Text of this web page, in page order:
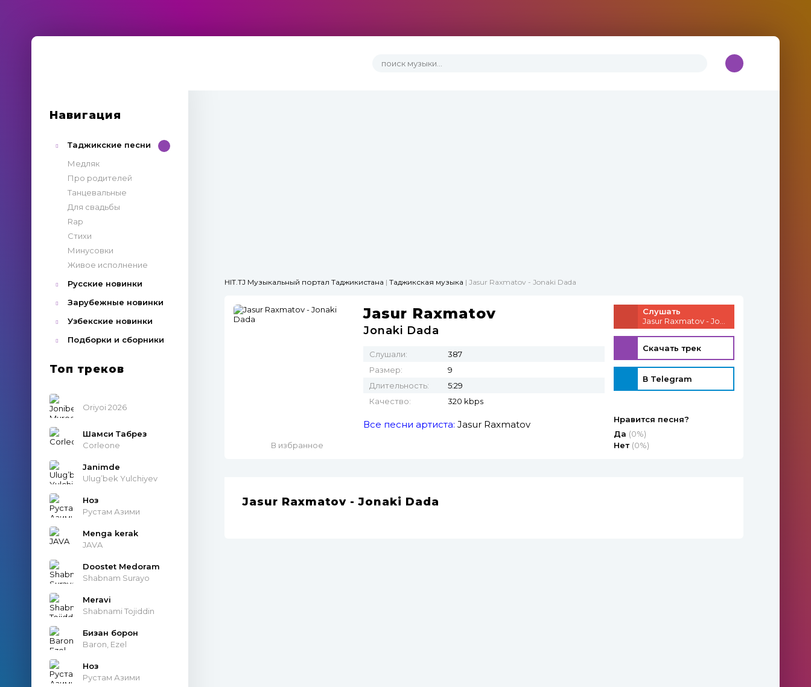
Навигация
Таджикские песни
Медляк
Про родителей
Танцевальные
Для свадьбы
Rap
Стихи
Минусовки
Живое исполнение
Русские новинки
Зарубежные новинки
Узбекские новинки
Подборки и сборники
Топ треков
Oriyoi 2026
Шамси Табрез
Corleone
Janimde
Ulug’bek Yulchiyev
Ноз
Рустам Азими
Menga kerak
JAVA
Doostet Medoram
Shabnam Surayo
Meravi
Shabnami Tojiddin
Бизан борон
Baron, Ezel
Ноз
Рустам Азими
HIT.TJ Музыкальный портал Таджикистана | Таджикская музыка | Jasur Raxmatov - Jonaki Dada
В избранное
Jasur Raxmatov
Jonaki Dada
Слушали:
387
Размер:
9
Длительность:
5:29
Качество:
320 kbps
Все песни артиста: Jasur Raxmatov
Слушать
Скачать трек
В Telegram
Нравится песня?
Да (0%)
Нет (0%)
Jasur Raxmatov - Jonaki Dada